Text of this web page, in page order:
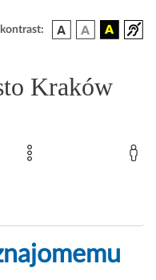
kontrast:
Kraków